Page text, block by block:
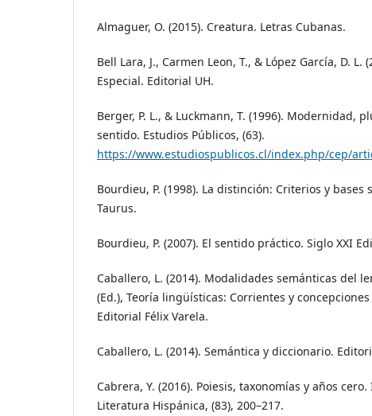
Almaguer, O. (2015). Creatura. Letras Cubanas.
Bell Lara, J., Carmen Leon, T., & López García, D. L.
Especial. Editorial UH.
Berger, P. L., & Luckmann, T. (1996). Modernidad,
sentido. Estudios Públicos, (63).
https://www.estudiospublicos.cl/index.php/cep/
Bourdieu, P. (1998). La distinción: Criterios y bases
Taurus.
Bourdieu, P. (2007). El sentido práctico. Siglo XXI
Caballero, L. (2014). Modalidades semánticas del
(Ed.), Teoría lingüísticas: Corrientes y concepciones
Editorial Félix Varela.
Caballero, L. (2014). Semántica y diccionario.
Cabrera, Y. (2016). Poiesis, taxonomías y años
Literatura Hispánica, (83), 200–217.